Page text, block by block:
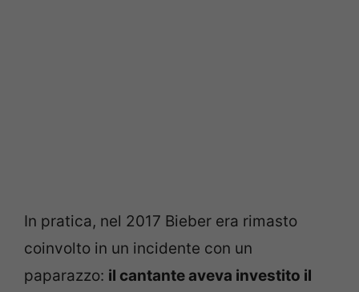
In pratica, nel 2017 Bieber era rimasto
coinvolto in un incidente con un
paparazzo: il cantante aveva investito il